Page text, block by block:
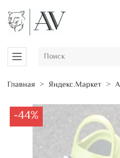
Главная Яндекс.Маркет
-44%